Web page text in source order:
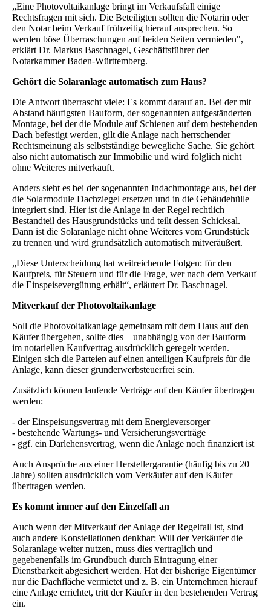
„Eine Photovoltaikanlage bringt im Verkaufsfall einige
Rechtsfragen mit sich. Die Beteiligten sollten die Notarin oder
den Notar beim Verkauf frühzeitig hierauf ansprechen. So
werden böse Überraschungen auf beiden Seiten vermieden",
erklärt Dr. Markus Baschnagel, Geschäftsführer der
Notarkammer Baden-Württemberg.
Gehört die Solaranlage automatisch zum Haus?
Die Antwort überrascht viele: Es kommt darauf an. Bei der mit
Abstand häufigsten Bauform, der sogenannten aufgeständerten
Montage, bei der die Module auf Schienen auf dem bestehenden
Dach befestigt werden, gilt die Anlage nach herrschender
Rechtsmeinung als selbstständige bewegliche Sache. Sie gehört
also nicht automatisch zur Immobilie und wird folglich nicht
ohne Weiteres mitverkauft.
Anders sieht es bei der sogenannten Indachmontage aus, bei der
die Solarmodule Dachziegel ersetzen und in die Gebäudehülle
integriert sind. Hier ist die Anlage in der Regel rechtlich
Bestandteil des Hausgrundstücks und teilt dessen Schicksal.
Dann ist die Solaranlage nicht ohne Weiteres vom Grundstück
zu trennen und wird grundsätzlich automatisch mitveräußert.
„Diese Unterscheidung hat weitreichende Folgen: für den
Kaufpreis, für Steuern und für die Frage, wer nach dem Verkauf
die Einspeisevergütung erhält“, erläutert Dr. Baschnagel.
Mitverkauf der Photovoltaikanlage
Soll die Photovoltaikanlage gemeinsam mit dem Haus auf den
Käufer übergehen, sollte dies – unabhängig von der Bauform –
im notariellen Kaufvertrag ausdrücklich geregelt werden.
Einigen sich die Parteien auf einen anteiligen Kaufpreis für die
Anlage, kann dieser grunderwerbsteuerfrei sein.
Zusätzlich können laufende Verträge auf den Käufer übertragen
werden:
- der Einspeisungsvertrag mit dem Energieversorger
- bestehende Wartungs- und Versicherungsverträge
- ggf. ein Darlehensvertrag, wenn die Anlage noch finanziert ist
Auch Ansprüche aus einer Herstellergarantie (häufig bis zu 20
Jahre) sollten ausdrücklich vom Verkäufer auf den Käufer
übertragen werden.
Es kommt immer auf den Einzelfall an
Auch wenn der Mitverkauf der Anlage der Regelfall ist, sind
auch andere Konstellationen denkbar: Will der Verkäufer die
Solaranlage weiter nutzen, muss dies vertraglich und
gegebenenfalls im Grundbuch durch Eintragung einer
Dienstbarkeit abgesichert werden. Hat der bisherige Eigentümer
nur die Dachfläche vermietet und z. B. ein Unternehmen hierauf
eine Anlage errichtet, tritt der Käufer in den bestehenden Vertrag
ein.